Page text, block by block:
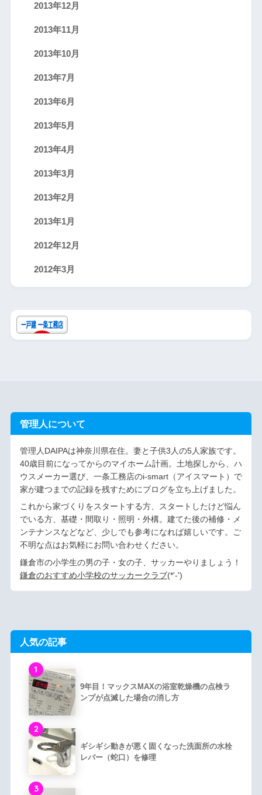
2013年12月
2013年11月
2013年10月
2013年7月
2013年6月
2013年5月
2013年4月
2013年3月
2013年2月
2013年1月
2012年12月
2012年3月
管理人について
管理人DAIPAは神奈川県在住。妻と子供3人の5人家族です。
40歳目前になってからのマイホーム計画。土地探しから、ハ
ウスメーカー選び、一条工務店のi-smart（アイスマート）で
家が建つまでの記録を残すためにブログを立ち上げました。
これから家づくりをスタートする方、スタートしたけど悩ん
でいる方、基礎・間取り・照明・外構。建てた後の補修・メ
ンテナンスなどなど、少しでも参考になれば嬉しいです。ご
不明な点はお気軽にお問い合わせください。
鎌倉市の小学生の男の子・女の子、サッカーやりましょう！
鎌倉のおすすめ小学校のサッカークラブ(*'-')ゞ
人気の記事
1
9年目！マックスMAXの浴室乾燥機の点検ラ
ンプが点滅した場合の消し方
2
ギシギシ動きが悪く固くなった洗面所の水栓
レバー（蛇口）を修理
3